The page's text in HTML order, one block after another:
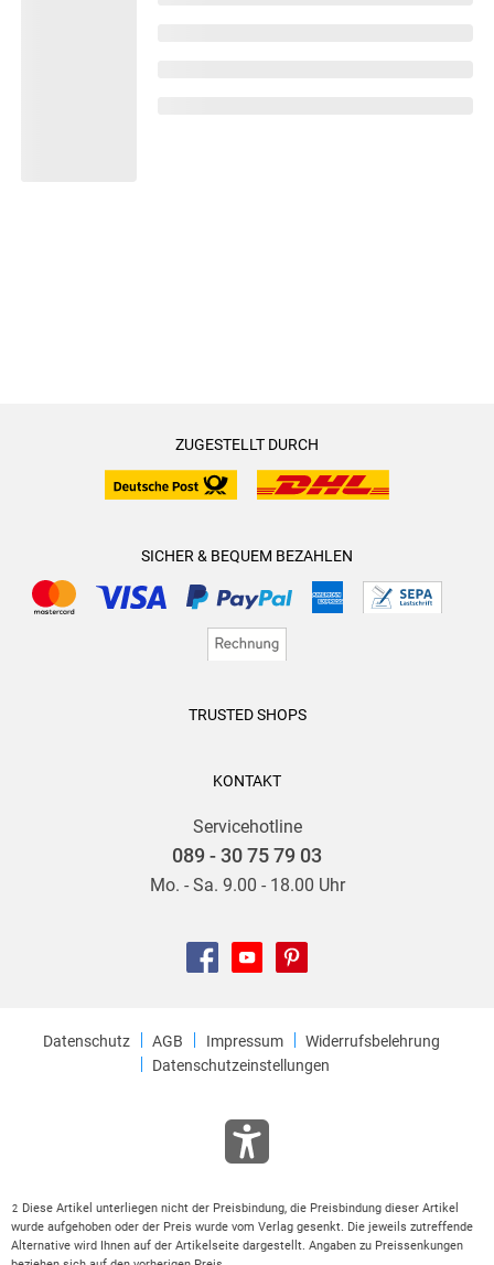
ZUGESTELLT DURCH
SICHER & BEQUEM BEZAHLEN
TRUSTED SHOPS
KONTAKT
Servicehotline
089 - 30 75 79 03
Mo. - Sa. 9.00 - 18.00 Uhr
Datenschutz AGB Impressum
Widerrufsbelehrung
Datenschutzeinstellungen
2
Diese Artikel unterliegen nicht der Preisbindung, die Preisbindung dieser Artikel
wurde aufgehoben oder der Preis wurde vom Verlag gesenkt. Die jeweils zutreffende
Alternative wird Ihnen auf der Artikelseite dargestellt. Angaben zu Preissenkungen